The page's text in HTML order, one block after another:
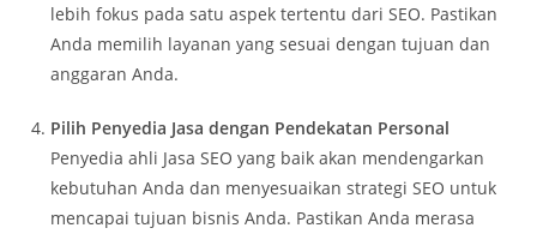
lebih fokus pada satu aspek tertentu dari SEO. Pastikan
Anda memilih layanan yang sesuai dengan tujuan dan
anggaran Anda.
Pilih Penyedia Jasa dengan Pendekatan Personal
Penyedia ahli Jasa SEO yang baik akan mendengarkan
kebutuhan Anda dan menyesuaikan strategi SEO untuk
mencapai tujuan bisnis Anda. Pastikan Anda merasa